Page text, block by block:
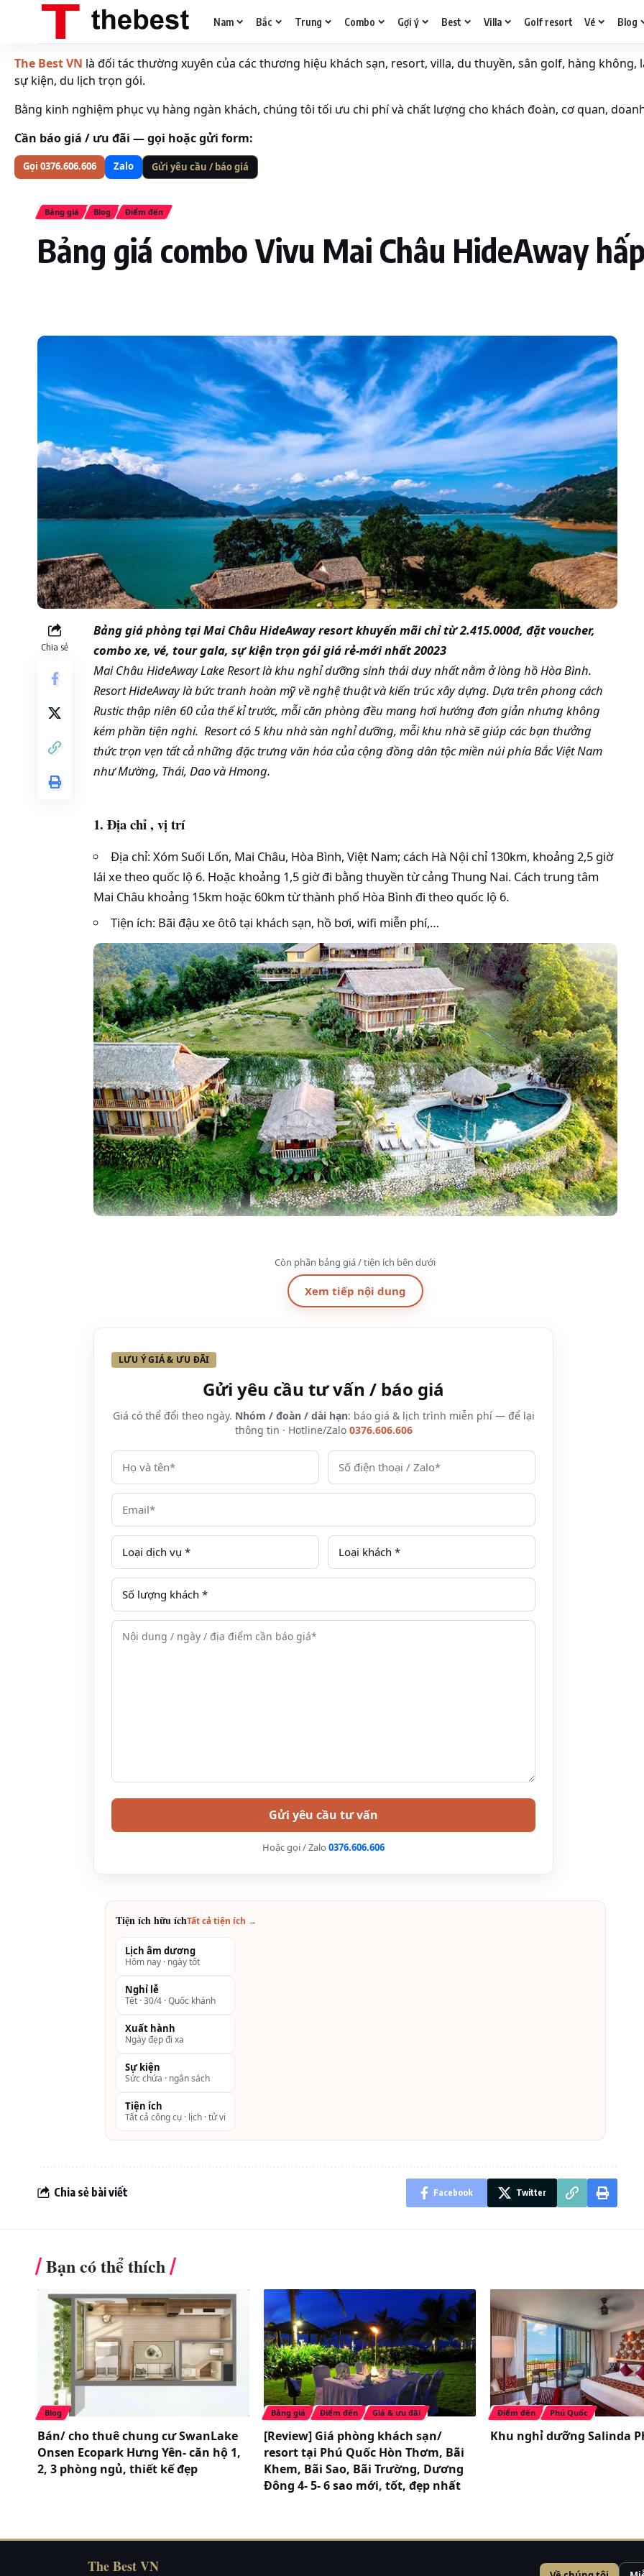
Nam Bắc Trung Combo Gợi ý Best Villa Golf resort Vé Blog
The Best VN là đối tác thường xuyên của các thương hiệu khách sạn, resort, villa, du thuyền, sân golf, hàng
sự kiện, du lịch trọn gói.
Bằng kinh nghiệm phục vụ hàng ngàn khách, chúng tôi tối ưu chi phí và chất lượng cho khách đoàn, cơ quan,
Cần báo giá / ưu đãi — gọi hoặc gửi form:
Gọi 0376.606.606 Zalo Gửi yêu cầu / báo giá
Bảng giá Blog Điểm đến
Bảng giá combo Vivu Mai Châu HideAway
Chia sẻ
Bảng giá phòng tại Mai Châu HideAway resort khuyến mãi chỉ từ 2.415.000đ, đặt voucher,
combo xe, vé, tour gala, sự kiện trọn gói giá rẻ-mới nhất 20023
Mai Châu HideAway Lake Resort là khu nghỉ dưỡng sinh thái duy nhất nằm ở lòng hồ Hòa Bình.
Resort HideAway là bức tranh hoàn mỹ về nghệ thuật và kiến trúc xây dựng. Dựa trên phong cách
Rustic thập niên 60 của thế kỉ trước, mỗi căn phòng đều mang hơi hướng đơn giản nhưng không
kém phần tiện nghi. Resort có 5 khu nhà sàn nghỉ dưỡng, mỗi khu nhà sẽ giúp các bạn thưởng
thức trọn vẹn tất cả những đặc trưng văn hóa của cộng đồng dân tộc miền núi phía Bắc Việt Nam
như Mường, Thái, Dao và Hmong.
1. Địa chỉ , vị trí
Địa chỉ: Xóm Suối Lốn, Mai Châu, Hòa Bình, Việt Nam; cách Hà Nội chỉ 130km, khoảng 2,5 giờ
lái xe theo quốc lộ 6. Hoặc khoảng 1,5 giờ đi bằng thuyền từ cảng Thung Nai. Cách trung tâm
Mai Châu khoảng 15km hoặc 60km từ thành phố Hòa Bình đi theo quốc lộ 6.
Tiện ích: Bãi đậu xe ôtô tại khách sạn, hồ bơi, wifi miễn phí,…
tuần
Double
2.415.000
Deluxe 12
Family
Suite
3.580.000 4.220.000
Chính sách phụ thu:
Chính sách phụ thu
Khách
Chính sách trẻ em
Trẻ dưới 11 tuổi ngủ chung giường với bố mẹ phụ thu
580.000VNĐ/trẻ/dêm
Từ 12 tuổi trở lên tính như người lớn
hàng ngày
500.000VNĐ nett/khách/khứ hồi
Điểm đón trả
Chiều đi đón 3 điểm tại Hà Nội;
8:00 đón tại chợ hàng Da
9:00 đón tại Đỗ Đức Dục (cổng Vinhome)
Còn phần bảng giá / tiện ích bên dưới
Xem tiếp nội dung
LƯU Ý GIÁ & ƯU ĐÃI
Gửi yêu cầu tư vấn / báo giá
Giá có thể đổi theo ngày. Nhóm / đoàn / dài hạn: báo giá & lịch trình miễn phí — để lại
thông tin · Hotline/Zalo 0376.606.606
Hoặc gọi / Zalo 0376.606.606
Tiện ích hữu íchTất cả tiện ích →
Lịch âm dương
Hôm nay · ngày tốt
Nghỉ lễ
Tết · 30/4 · Quốc khánh
Xuất hành
Ngày đẹp đi xa
Sự kiện
Sức chứa · ngân sách
Tiện ích
Tất cả công cụ · lịch · tử vi
Chia sẻ bài viết Facebook Twitter
Bạn có thể thích
Blog
Bán/ cho thuê chung cư SwanLake
Onsen Ecopark Hưng Yên- căn hộ 1,
2, 3 phòng ngủ, thiết kế đẹp
Bảng giá Điểm đến Giá & ưu đãi
[Review] Giá phòng khách sạn/
resort tại Phú Quốc Hòn Thơm, Bãi
Khem, Bãi Sao, Bãi Trường, Dương
Đông 4- 5- 6 sao mới, tốt, đẹp nhất
Điểm đến Phú Quốc
Khu nghỉ dưỡng Salinda
The Best VN